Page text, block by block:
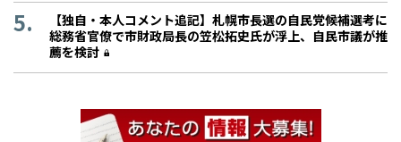
【独自・本人コメント追記】札幌市長選の自民党候補選考に
総務省官僚で市財政局長の笠松拓史氏が浮上、自民市議が推
薦を検討